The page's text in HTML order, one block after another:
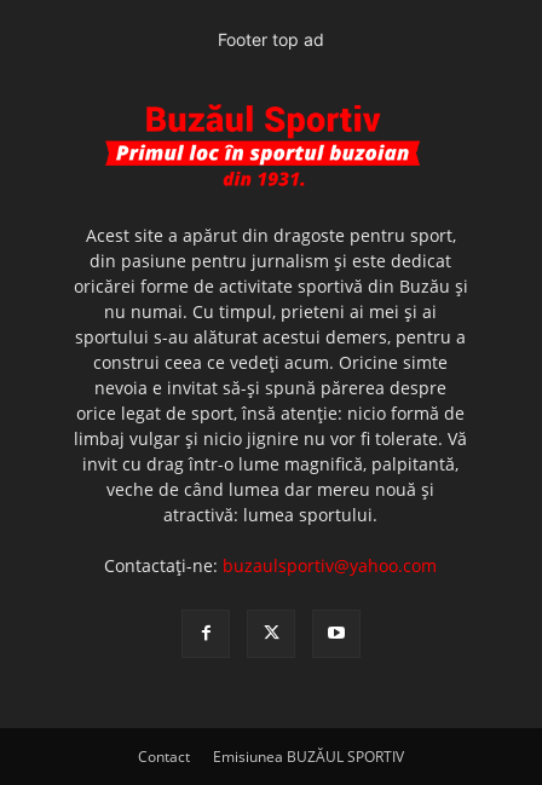
Footer top ad
Acest site a apărut din dragoste pentru sport,
din pasiune pentru jurnalism şi este dedicat
oricărei forme de activitate sportivă din Buzău şi
nu numai. Cu timpul, prieteni ai mei şi ai
sportului s-au alăturat acestui demers, pentru a
construi ceea ce vedeţi acum. Oricine simte
nevoia e invitat să-şi spună părerea despre
orice legat de sport, însă atenţie: nicio formă de
limbaj vulgar şi nicio jignire nu vor fi tolerate. Vă
invit cu drag într-o lume magnifică, palpitantă,
veche de când lumea dar mereu nouă şi
atractivă: lumea sportului.
Contactați-ne: buzaulsportiv@yahoo.com
Contact Emisiunea BUZĂUL SPORTIV